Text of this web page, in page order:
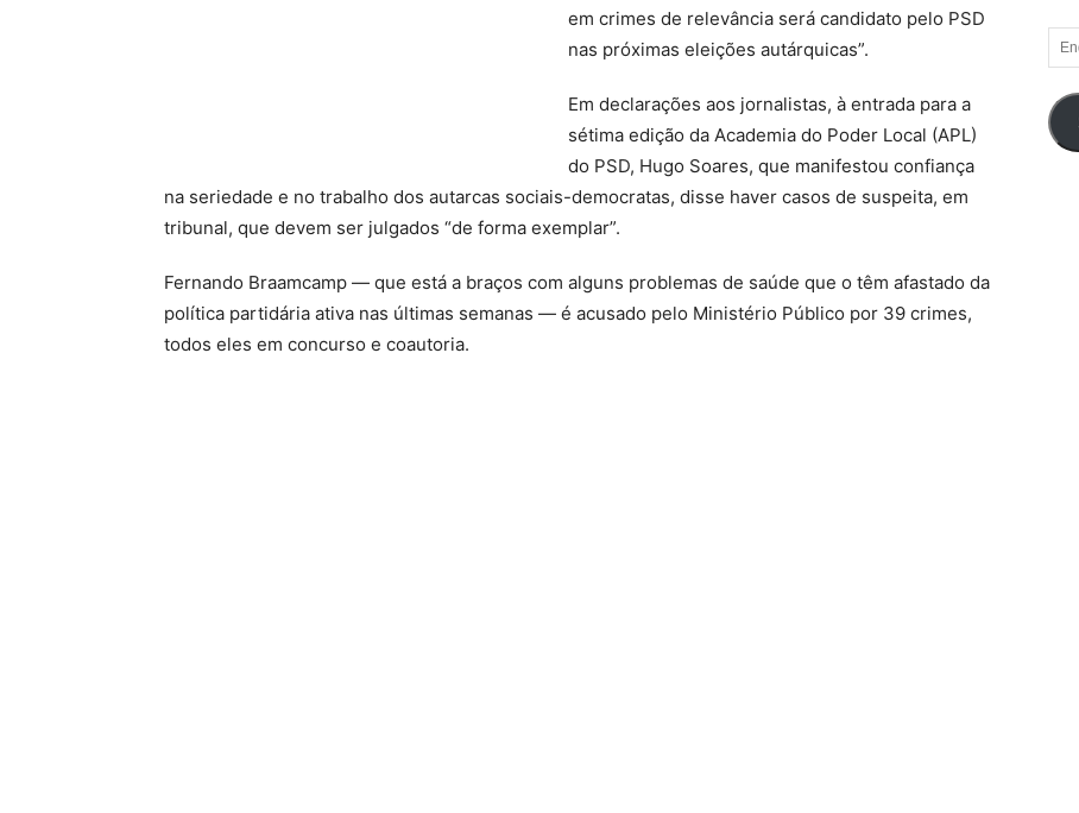
em crimes de relevância será candidato pelo PSD
nas próximas eleições autárquicas”.
Em declarações aos jornalistas, à entrada para a
sétima edição da Academia do Poder Local (APL)
do PSD, Hugo Soares, que manifestou confiança
na seriedade e no trabalho dos autarcas sociais-democratas, disse haver casos de suspeita, em
tribunal, que devem ser julgados “de forma exemplar”.
Fernando Braamcamp — que está a braços com alguns problemas de saúde que o têm afastado da
política partidária ativa nas últimas semanas — é acusado pelo Ministério Público por 39 crimes,
todos eles em concurso e coautoria.
de